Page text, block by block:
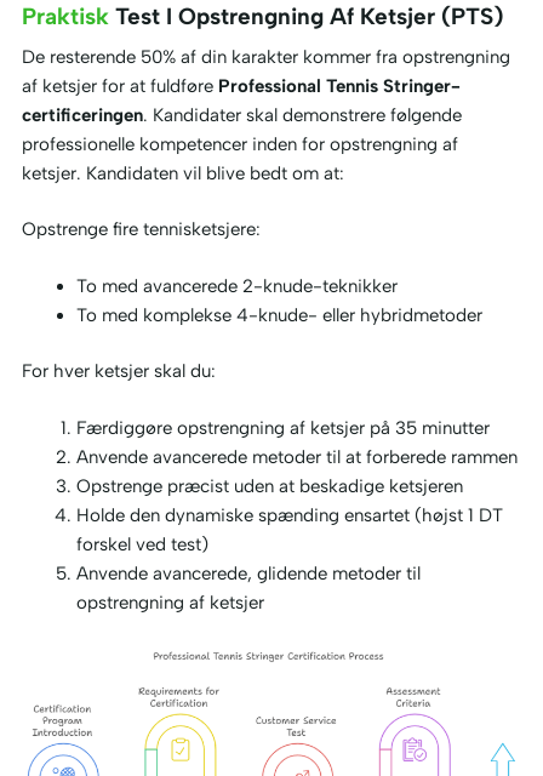
Praktisk Test I Opstrengning Af Ketsjer (PTS)
De resterende 50% af din karakter kommer fra opstrengning
af ketsjer for at fuldføre Professional Tennis Stringer-
certificeringen. Kandidater skal demonstrere følgende
professionelle kompetencer inden for opstrengning af
ketsjer. Kandidaten vil blive bedt om at:
Opstrenge fire tennisketsjere:
To med avancerede 2-knude-teknikker
To med komplekse 4-knude- eller hybridmetoder
For hver ketsjer skal du:
Færdiggøre opstrengning af ketsjer på 35 minutter
Anvende avancerede metoder til at forberede rammen
Opstrenge præcist uden at beskadige ketsjeren
Holde den dynamiske spænding ensartet (højst 1 DT
forskel ved test)
Anvende avancerede, glidende metoder til
opstrengning af ketsjer